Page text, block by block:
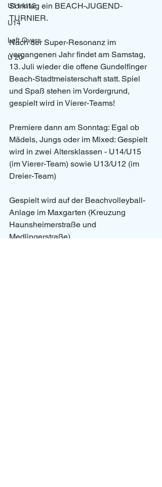
U11/U12
U14
Left Overs
U 20
Sonntag ein BEACH-JUGEND-
TURNIER.
Nach der Super-Resonanz im
vergangenen Jahr findet am Samstag,
13. Juli wieder die offene Gundelfinger
Beach-Stadtmeisterschaft statt. Spiel
und Spaß stehen im Vordergrund,
gespielt wird in Vierer-Teams!
Premiere dann am Sonntag: Egal ob
Mädels, Jungs oder im Mixed: Gespielt
wird in zwei Altersklassen - U14/U15
(im Vierer-Team) sowie U13/U12 (im
Dreier-Team)
Gespielt wird auf der Beachvolleyball-
Anlage im Maxgarten (Kreuzung
Haunsheimerstraße und
Medlingerstraße).